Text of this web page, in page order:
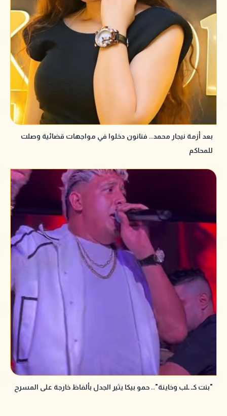
بعد أزمة نيجار محمد.. فنانون دخلوا في مواجهات قضائية وصلت
للمحاكم
"بنت كـ ـلب وخاينة".. حمو بيكا يثير الجدل بألفاظ خارجة على المسرح